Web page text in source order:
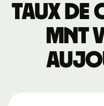
Taux de
MNT